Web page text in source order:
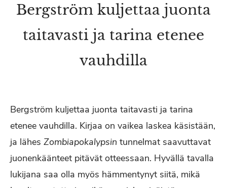
Bergström kuljettaa juonta
taitavasti ja tarina etenee
vauhdilla
Bergström kuljettaa juonta taitavasti ja tarina
etenee vauhdilla. Kirjaa on vaikea laskea käsistään,
ja lähes Zombiapokalypsin tunnelmat saavuttavat
juonenkäänteet pitävät otteessaan. Hyvällä tavalla
lukijana saa olla myös hämmentynyt siitä, mikä